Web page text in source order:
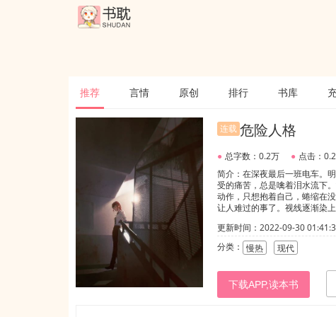
推荐 言情 原创 排行 书库
连载 危险人格
● 总字数：0.2万 ● 点击：
简介：在深夜最后一班电车。
受的痛苦，总是噙着泪水流下
动作，只想抱着自己，蜷缩在
让人难过的事了。视线逐渐染
明天×蒋未晞明明×白耳何卿×骆
更新时间：2022-09-30
分类： 慢热 现代
下载APP,读本书